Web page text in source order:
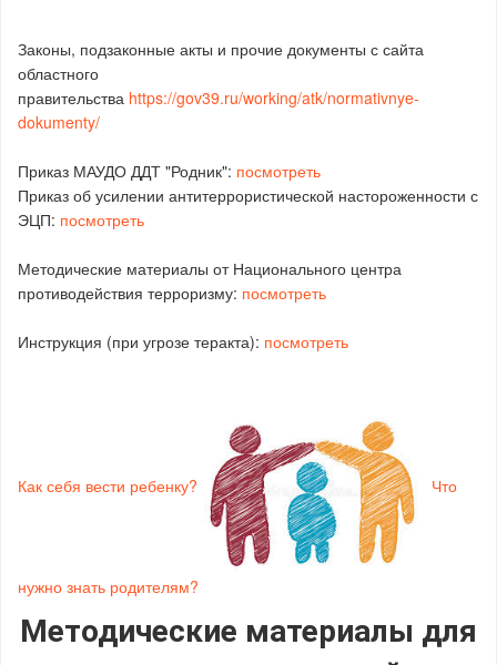
Законы, подзаконные акты и прочие документы с сайта
областного
правительства https://gov39.ru/working/atk/normativnye-
dokumenty/
Приказ МАУДО ДДТ "Родник": посмотреть
Приказ об усилении антитеррористической настороженности с
ЭЦП: посмотреть
Методические материалы от Национального центра
противодействия терроризму: посмотреть
Инструкция (при угрозе теракта): посмотреть
Как себя вести ребенку? Что
нужно знать родителям?
Методические материалы для